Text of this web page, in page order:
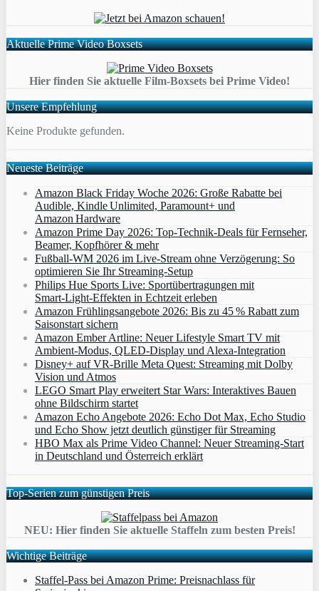
Aktuelle Prime Video Boxsets
Hier finden Sie aktuelle Film-Boxsets bei Prime Video!
Unsere Empfehlung
Keine Produkte gefunden.
Neueste Beiträge
Amazon Black Friday Woche 2026: Große Rabatte bei
Audible, Kindle Unlimited, Paramount+ und
Amazon Hardware
Amazon Prime Day 2026: Top-Technik-Deals für Fernseher,
Beamer, Kopfhörer & mehr
Fußball-WM 2026 im Live-Stream ohne Verzögerung: So
optimieren Sie Ihr Streaming-Setup
Philips Hue Sports Live: Sportübertragungen mit
Smart‑Light‑Effekten in Echtzeit erleben
Amazon Frühlingsangebote 2026: Bis zu 45 % Rabatt zum
Saisonstart sichern
Amazon Ember Artline: Neuer Lifestyle Smart TV mit
Ambient‑Modus, QLED‑Display und Alexa‑Integration
Disney+ auf VR-Brille Meta Quest: Streaming mit Dolby
Vision und Atmos
LEGO Smart Play erweitert Star Wars: Interaktives Bauen
ohne Bildschirm startet
Amazon Echo Angebote 2026: Echo Dot Max, Echo Studio
und Echo Show jetzt deutlich günstiger für Streaming
HBO Max als Prime Video Channel: Neuer Streaming‑Start
in Deutschland und Österreich erklärt
Top-Serien zum günstigen Preis
NEU: Hier finden Sie aktuelle Staffeln zum besten Preis!
Wichtige Beiträge
Staffel-Pass bei Amazon Prime: Preisnachlass für